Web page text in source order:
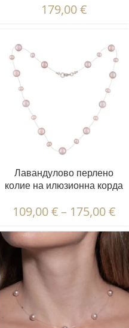
цветни камъни
179,00€
Лавандулово перлено
колие на илюзионна корда
Кръгли перли | 21 бр.
109,00€ – 175,00€